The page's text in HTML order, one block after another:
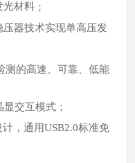
光材料 ；
器技术实现单高压发
测的高速、可靠、低能
显交互模式 ；
计 ，通用USB2.0标准免